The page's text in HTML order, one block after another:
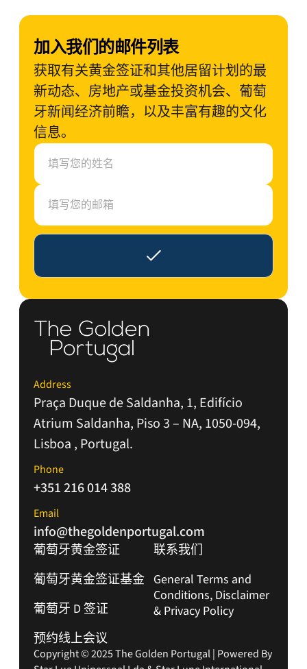
加入我们的邮件列表
获取有关黄金签证和其他居留计划的最
新动态、房地产或基金投资机会、葡萄
牙新闻经济前瞻，以及丰富有趣的文化
信息。
N
m
E
a
i
*
Address
Praça Duque de Saldanha, 1, Edifício
Atrium Saldanha, Piso 3 – NA, 1050-094,
Lisboa , Portugal.
Phone
+351 216 014 388
Email
info@thegoldenportugal.com
葡萄牙黄金签证
葡萄牙黄金签证基金
葡萄牙 D 签证
预约线上会议
联系我们
General Terms and
Conditions, Disclaimer
& Privacy Policy
Copyright © 2025 The Golden Portugal | Powered By